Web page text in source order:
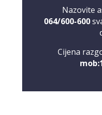
Nazovite
064/600-600
Cijena